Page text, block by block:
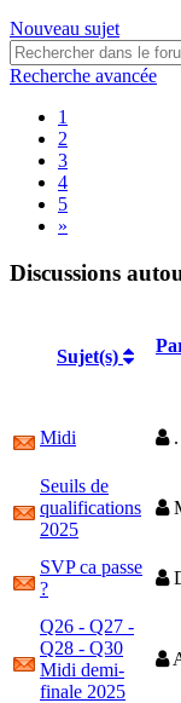
Nouveau sujet
Recherche avancée
1
2
3
4
5
»
Discussions
Midi .
Seuils de
qualifications
2025
SVP ca passe
?
Q26 - Q27 -
Q28 - Q30
Midi demi-
finale 2025
Sujet(s)